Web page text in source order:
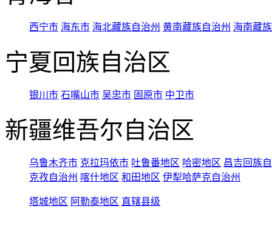
西宁市 海东市 海北藏族自治州 黄南藏族自治州 海南藏
宁夏回族自治区
银川市 石嘴山市 吴忠市 固原市 中卫市
新疆维吾尔自治区
乌鲁木齐市 克拉玛依市 吐鲁番地区 哈密地区 昌吉回族
克孜自治州 喀什地区 和田地区 伊犁哈萨克自治州
塔城地区 阿勒泰地区 直辖县级